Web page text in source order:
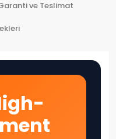
ve Teslimat